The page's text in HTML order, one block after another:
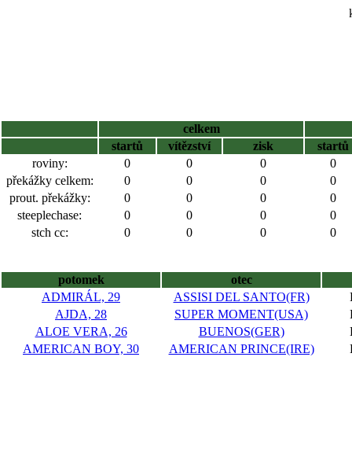
celkem
startů
vítězství zisk
startů
roviny:
0 0 0
0
překážky celkem:
0 0 0
0
prout. překážky:
0 0 0
0
steeplechase:
0 0 0
0
stch cc:
0 0 0 0
potomek
otec
ADMIRÁL, 29
ASSISI DEL SANTO(FR)
AJDA, 28
SUPER MOMENT(USA)
ALOE VERA, 26
BUENOS(GER)
AMERICAN BOY, 30
AMERICAN PRINCE(IRE)